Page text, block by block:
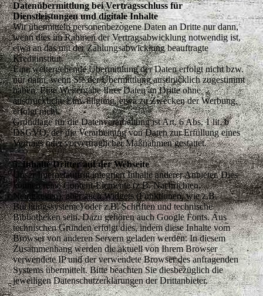
Datenübermittlung bei Vertragsschluss für
Dienstleistungen und digitale Inhalte
Wir übermitteln personenbezogene Daten an Dritte nur dann,
wenn dies im Rahmen der Vertragsabwicklung notwendig ist,
etwa an das mit der Zahlungsabwicklung beauftragte
Kreditinstitut.
Eine weitergehende Übermittlung der Daten erfolgt nicht bzw.
nur dann, wenn Sie der Übermittlung ausdrücklich zugestimmt
haben. Eine Weitergabe Ihrer Daten an Dritte ohne
ausdrückliche Einwilligung, etwa zu Zwecken der Werbung,
erfolgt nicht.
Grundlage für die Datenverarbeitung ist Art. 6 Abs. 1 lit. b
DSGVO, der die Verarbeitung von Daten zur Erfüllung eines
Vertrags oder vorvertraglicher Maßnahmen gestattet.
5. Inhalte Dritter auf der Webseite
Unser Internetauftritt integriert Inhalte anderer Anbieter. Dies
können reine Content-Elemente (z.B. Nachrichten,
Neuigkeiten), aber auch Widgets (Funktionen, wie z.B.
Buchungssysteme) oder z.B. Schriften und technische
Bibliotheken sein. Dazu gehören auch Google Fonts. Aus
technischen Gründen erfolgt dies, indem diese Inhalte vom
Browser von anderen Servern geladen werden. In diesem
Zusammenhang werden die aktuell von Ihrem Browser
verwendete IP und der verwendete Browser des anfragenden
Systems übermittelt. Bitte beachten Sie diesbezüglich die
jeweiligen Datenschutzerklärungen der Drittanbieter.